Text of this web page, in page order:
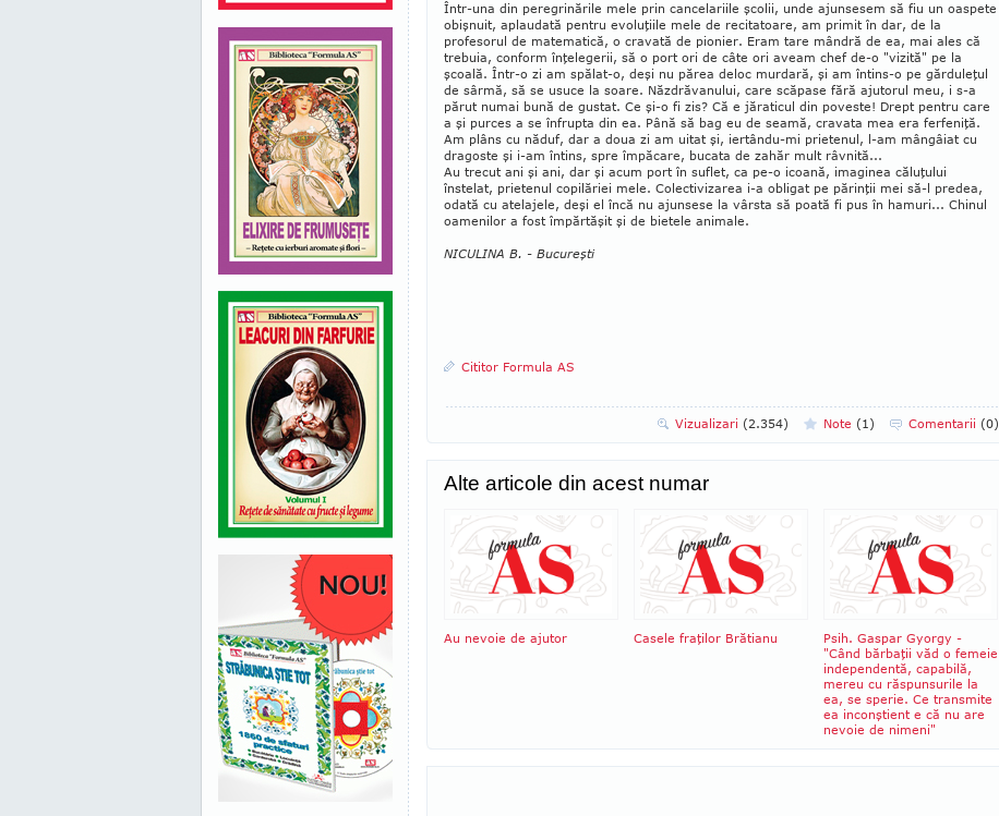
Într-una din peregrinările mele prin can­celariile şcolii, unde ajunsesem să fiu un oaspete
obişnuit, aplaudată pentru evoluţiile mele de recitatoare, am primit în dar, de la
profesorul de matematică, o cra­vată de pionier. Eram tare mândră de ea, mai ales că
trebuia, conform înţelegerii, să o port ori de câte ori aveam chef de-o "vizită" pe la
şcoală. Într-o zi am spălat-o, deşi nu părea deloc murdară, şi am în­tins-o pe gărduleţul
de sâr­mă, să se usuce la soare. Năz­drăvanului, care scăpase fără ajutorul meu, i s-a
părut numai bună de gustat. Ce şi-o fi zis? Că e jăraticul din poveste! Drept pentru care
a şi purces a se înfrup­ta din ea. Până să bag eu de sea­mă, cra­va­ta mea era ferfeniţă.
Am plâns cu năduf, dar a do­ua zi am uitat şi, iertându-mi prietenul, l-am mân­­gâiat cu
dragoste şi i-am întins, spre împăcare, bu­cata de zahăr mult râvnită...
Au trecut ani şi ani, dar şi acum port în su­flet, ca pe-o icoană, imaginea căluţului
înstelat, prie­te­nul copilăriei mele. Colectivizarea i-a obligat pe pă­rinţii mei să-l predea,
odată cu atelajele, deşi el încă nu ajunsese la vârsta să poată fi pus în hamuri... Chi­nul
oamenilor a fost împărtăşit şi de bietele ani­male.
NICULINA B. - Bucureşti
Cititor Formula AS
Vizualizari (2.354) Note (1 ) Comentarii (0)
Alte articole din acest numar
Au nevoie de ajutor Casele fraţilor Brătianu
Psih. Gaspar Gyorgy -
"Când bărbaţii văd o femeie
independentă, capabilă,
mereu cu răspunsurile la
ea, se sperie. Ce transmite
ea inconştient e că nu are
nevoie de nimeni"